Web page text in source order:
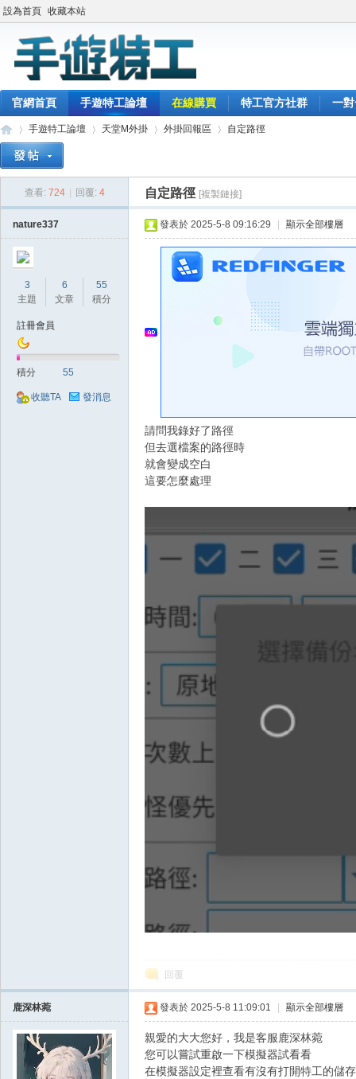
設為首頁 收藏本站
官網首頁 手遊特工論壇 在線購買 特工官方社群 一
外
手遊特工論壇
›
天堂M外掛
›
外掛回報區
›
自定路徑
查看: 724 回覆: 4 自定路徑 [複製鏈接]
nature337
3
主題
6
文章
55
積分
註冊會員
積分 55
收聽TA 發消息
發表於 2025-5-8 09:16:29 顯示全部樓層
請問我錄好了路徑
但去選檔案的路徑時
就會變成空白
這要怎麼處理
回覆
鹿深林菀 發表於 2025-5-8 11:09:01 顯示全部樓層
親愛的大大您好，我是客服鹿深林菀
您可以嘗試重啟一下模擬器試看看
在模擬器設定裡查看有沒有打開特工的儲